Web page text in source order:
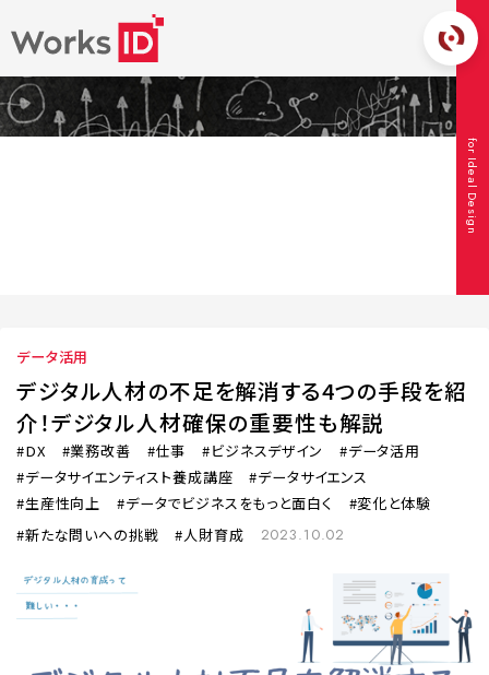
for Ideal Design
データ活用
デジタル人材の不足を解消する4つの手段を紹
介！デジタル人材確保の重要性も解説
DX 業務改善 仕事 ビジネスデザイン
データ活用
データサイエンティスト養成講座
データサイエンス
生産性向上
データでビジネスをもっと面白く
変化と体験
新たな問いへの挑戦
人財育成 2023.10.02